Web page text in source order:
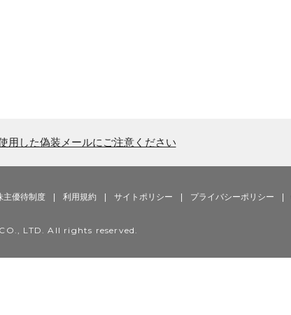
用した偽装メールにご注意ください
主優待制度 利用規約 サイトポリシー プライバシーポリシー
LTD. All rights reserved.